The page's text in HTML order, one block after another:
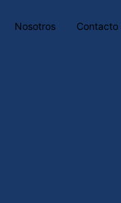
Nosotros Contacto